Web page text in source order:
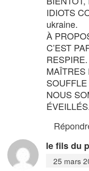
IDIOTS
ukraine.
À
C’EST
MAÎTRES
NOUS
le fils du
25 mars